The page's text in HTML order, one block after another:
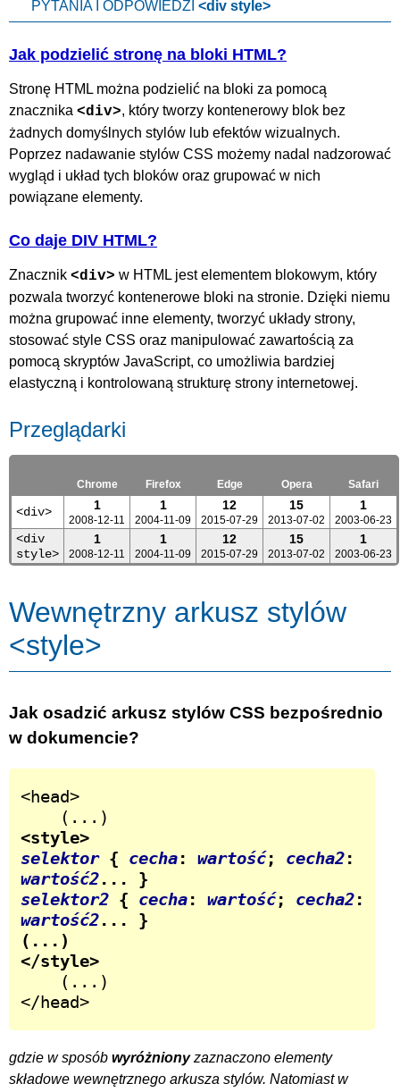
PYTANIA I ODPOWIEDZI <div style>
Jak podzielić stronę na bloki HTML?
Stronę HTML można podzielić na bloki za pomocą
znacznika <div>, który tworzy kontenerowy blok bez
żadnych domyślnych stylów lub efektów wizualnych.
Poprzez nadawanie stylów CSS możemy nadal nadzorować
wygląd i układ tych bloków oraz grupować w nich
powiązane elementy.
Co daje DIV HTML?
Znacznik <div> w HTML jest elementem blokowym, który
pozwala tworzyć kontenerowe bloki na stronie. Dzięki niemu
można grupować inne elementy, tworzyć układy strony,
stosować style CSS oraz manipulować zawartością za
pomocą skryptów JavaScript, co umożliwia bardziej
elastyczną i kontrolowaną strukturę strony internetowej.
Przeglądarki
Chrome Firefox Edge Opera Safari
<div> 1
2008-12-11
1
2004-11-09
12
2015-07-29
15
2013-07-02
1
2003-06-23
<div
style>
1
2008-12-11
1
2004-11-09
12
2015-07-29
15
2013-07-02
1
2003-06-23
Wewnętrzny arkusz stylów
<style>
Jak osadzić arkusz stylów CSS bezpośrednio
w dokumencie?
<head>
selektor { cecha: wartość; cecha2
wartość2
selektor2 { cecha: wartość; cecha2
wartość2... }
(...)
</style>
</head>
gdzie w sposób wyróżnionyzaznaczono elementy
składowe wewnętrznego arkusza stylów. Natomiast w